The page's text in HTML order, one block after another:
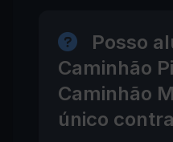
Posso
Caminhão
Caminhão
único